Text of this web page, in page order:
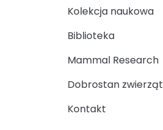
Kolekcja naukowa
Biblioteka
Mammal Research
Dobrostan zwierząt
Kontakt